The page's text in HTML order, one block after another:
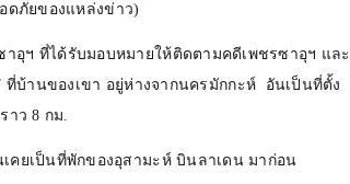
ดภัยของแหล่งข่าว)
าอุฯ ที่ได้รับมอบหมายให้ติดตามคดีเพชรซาอุฯ และ
บ้านของเขา อยู่ห่างจากนครมักกะห์
อันเป็นที่ตั้ง
ราว8 กม.
คยเป็นที่พักของอุสามะห์ บินลาเดน มาก่อน